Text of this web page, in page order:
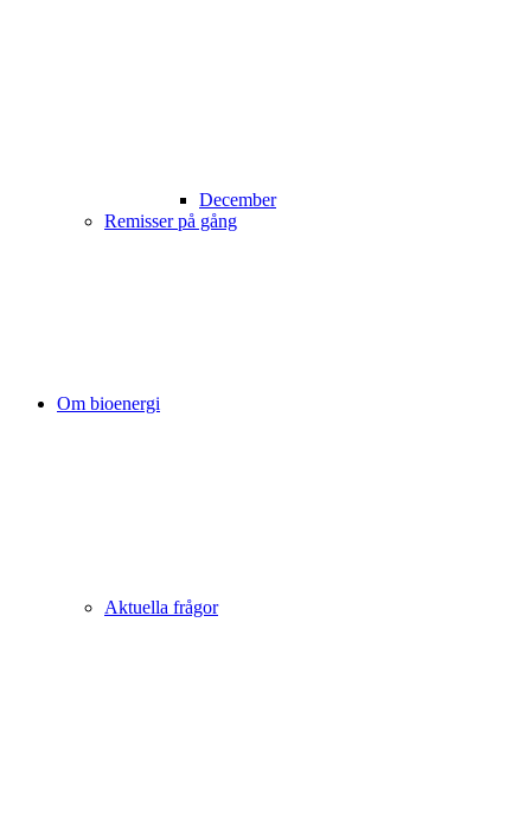
December
Remisser på gång
Om bioenergi
Aktuella frågor